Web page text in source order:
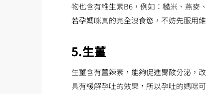
物也含有維生素B6，例如：糙米、燕麥
若孕媽咪真的完全沒食慾，不妨先服用
5.生薑
生薑含有薑辣素，能夠促進胃酸分泌，
具有緩解孕吐的效果，所以孕吐的媽咪